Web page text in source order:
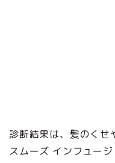
診断結果は、髪のくせ
スムーズ インフュー